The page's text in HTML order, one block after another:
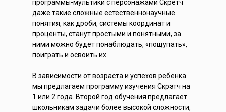
программы-мультики с персонажами Скретч
даже такие сложные естественнонаучные
понятия, как дроби, системы координат и
проценты, станут простыми и понятными, за
ними можно будет понаблюдать, «пощупать»,
поиграть и освоить их.
В зависимости от возраста и успехов ребенка
мы предлагаем программу изучения Скрэтч на
1 или 2 года. Второй год обучения предлагает
школьникам задачи более высокой сложности,